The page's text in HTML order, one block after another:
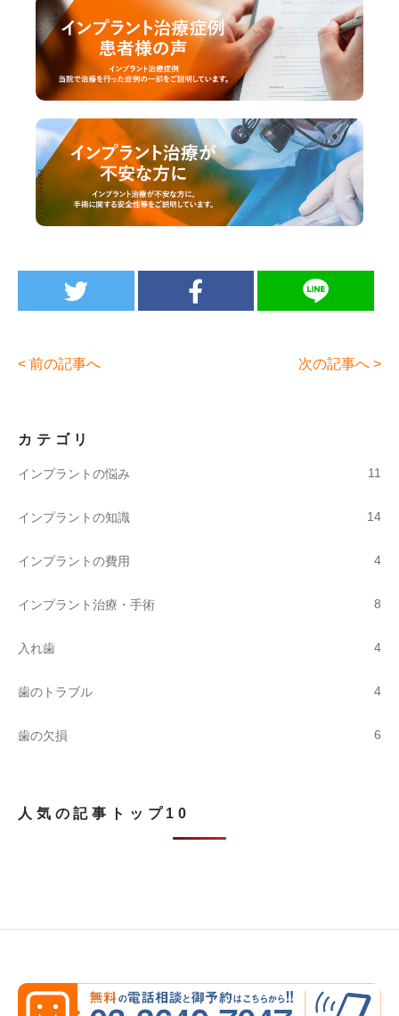
カテゴリ
インプラントの悩み 11
インプラントの知識 14
インプラントの費用 4
インプラント治療・手術 8
入れ歯 4
歯のトラブル 4
歯の欠損 6
人気の記事トップ10
< 前の記事へ 次の記事へ >